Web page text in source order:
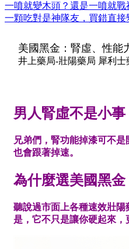
一噴就變木頭？還是一噴就戰
一顆吃對是神隊友，買錯直接
美國黑金：腎虛、性能
井上藥局-壯陽藥局 犀利士
男人腎虛不是小事
兄弟們，腎功能掉漆可不
也會跟著掉速。
為什麼選美國黑金
聽說過市面上各種速效壯
是，它不只是讓你硬起來，